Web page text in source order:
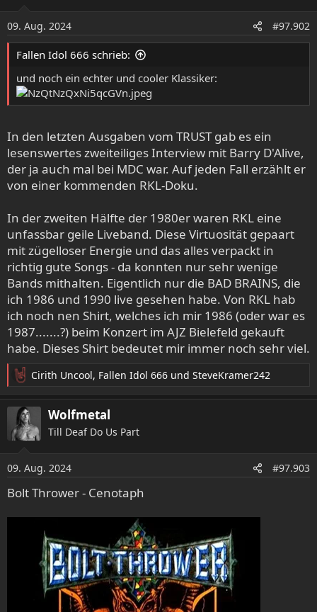
n
e
n
09. Aug. 2024 #97.902
Fallen Idol 666 schrieb:
und noch ein echter und cooler Klassiker:
In den letzten Ausgaben vom TRUST gab es ein
lesenswertes zweiteiliges Interview mit Barry D'Alive,
der ja auch mal bei MDC war. Auf jeden Fall erzählt er
von einer kommenden RKL-Doku.
In der zweiten Hälfte der 1980er waren RKL eine
unfassbar geile Liveband. Diese Virtuosität gepaart
mit zügelloser Energie und das alles verpackt in
richtig gute Songs - da konnten nur sehr wenige
Bands mithalten. Eigentlich nur die BAD BRAINS, die
ich 1986 und 1990 live gesehen habe. Von RKL hab
ich noch nen Shirt, welches ich mir 1986 (oder war es
1987.......?) beim Konzert im AJZ Bielefeld gekauft
habe. Dieses Shirt bedeutet mir immer noch sehr viel.
R
e
a
t
n
e
n
:
Cirith Uncool, Fallen Idol 666 und SteveKramer242
Wolfmetal
Till Deaf Do Us Part
09. Aug. 2024 #97.903
Bolt Thrower - Cenotaph